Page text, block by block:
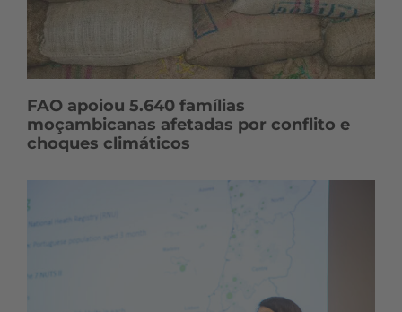
FAO apoiou 5.640 famílias
moçambicanas afetadas por conflito e
choques climáticos